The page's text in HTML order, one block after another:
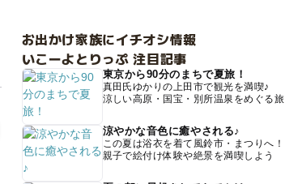
お出かけ家族にイチオシ情報
いこーよとりっぷ 注目記事
東京から90分のまちで夏旅！
真田氏ゆかりの上田市で観光を満喫♪
涼しい高原・国宝・別所温泉をめぐる旅
涼やかな音色に癒やされる♪
この夏は浴衣を着て風鈴市・まつりへ！
親子で絵付け体験や絶景を満喫しよう